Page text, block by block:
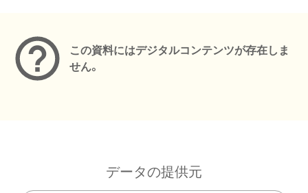
この資料にはデジタルコンテンツが存在しま
せん。
データの提供元